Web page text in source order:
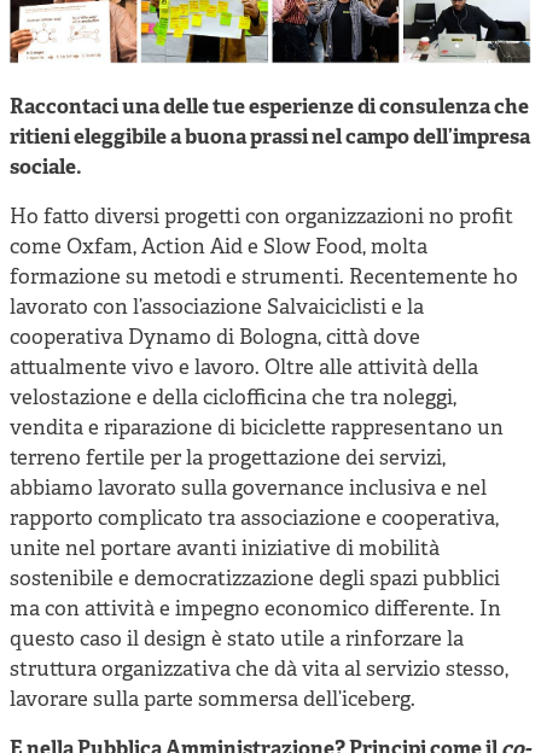
Raccontaci una delle tue esperienze di consulenza che
ritieni eleggibile a buona prassi nel campo dell’impresa
sociale.
Ho fatto diversi progetti con organizzazioni no profit
come Oxfam, Action Aid e Slow Food, molta
formazione su metodi e strumenti. Recentemente ho
lavorato con l’associazione Salvaiciclisti e la
cooperativa Dynamo di Bologna, città dove
attualmente vivo e lavoro. Oltre alle attività della
velostazione e della ciclofficina che tra noleggi,
vendita e riparazione di biciclette rappresentano un
terreno fertile per la progettazione dei servizi,
abbiamo lavorato sulla governance inclusiva e nel
rapporto complicato tra associazione e cooperativa,
unite nel portare avanti iniziative di mobilità
sostenibile e democratizzazione degli spazi pubblici
ma con attività e impegno economico differente. In
questo caso il design è stato utile a rinforzare la
struttura organizzativa che dà vita al servizio stesso,
lavorare sulla parte sommersa dell’iceberg.